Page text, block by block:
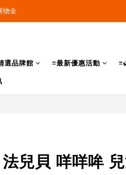
運費
物金
選品牌館 ≡最新優惠活動
法兒貝 咩咩哞